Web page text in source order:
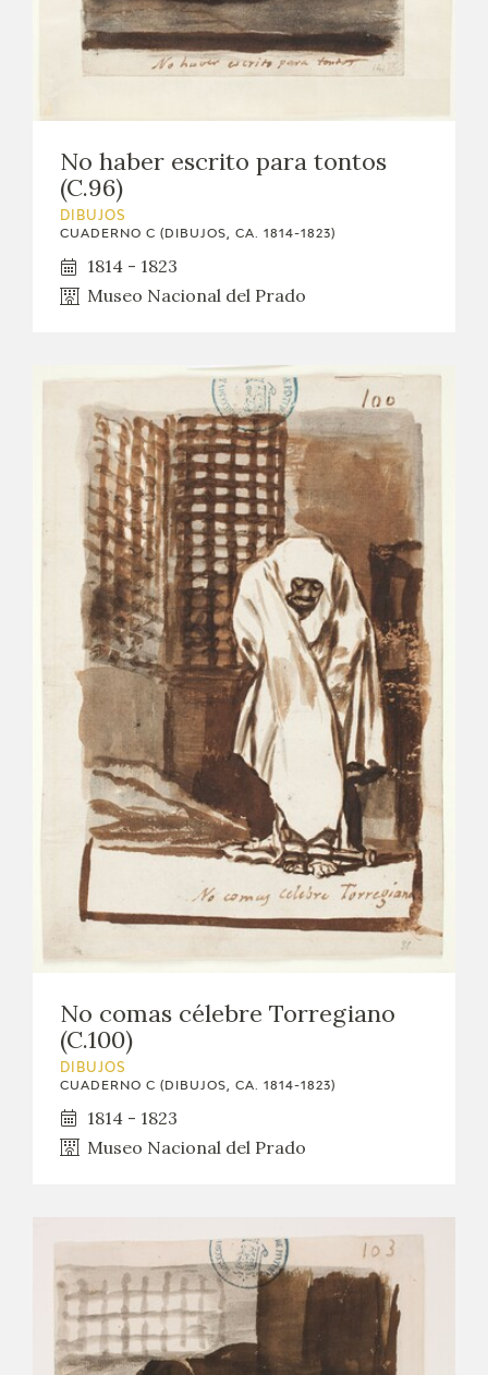
No haber escrito para tontos
(C.96)
DIBUJOS
CUADERNO C (DIBUJOS, CA. 1814-1823)
1814 - 1823
Museo Nacional del Prado
No comas célebre Torregiano
(C.100)
DIBUJOS
CUADERNO C (DIBUJOS, CA. 1814-1823)
1814 - 1823
Museo Nacional del Prado